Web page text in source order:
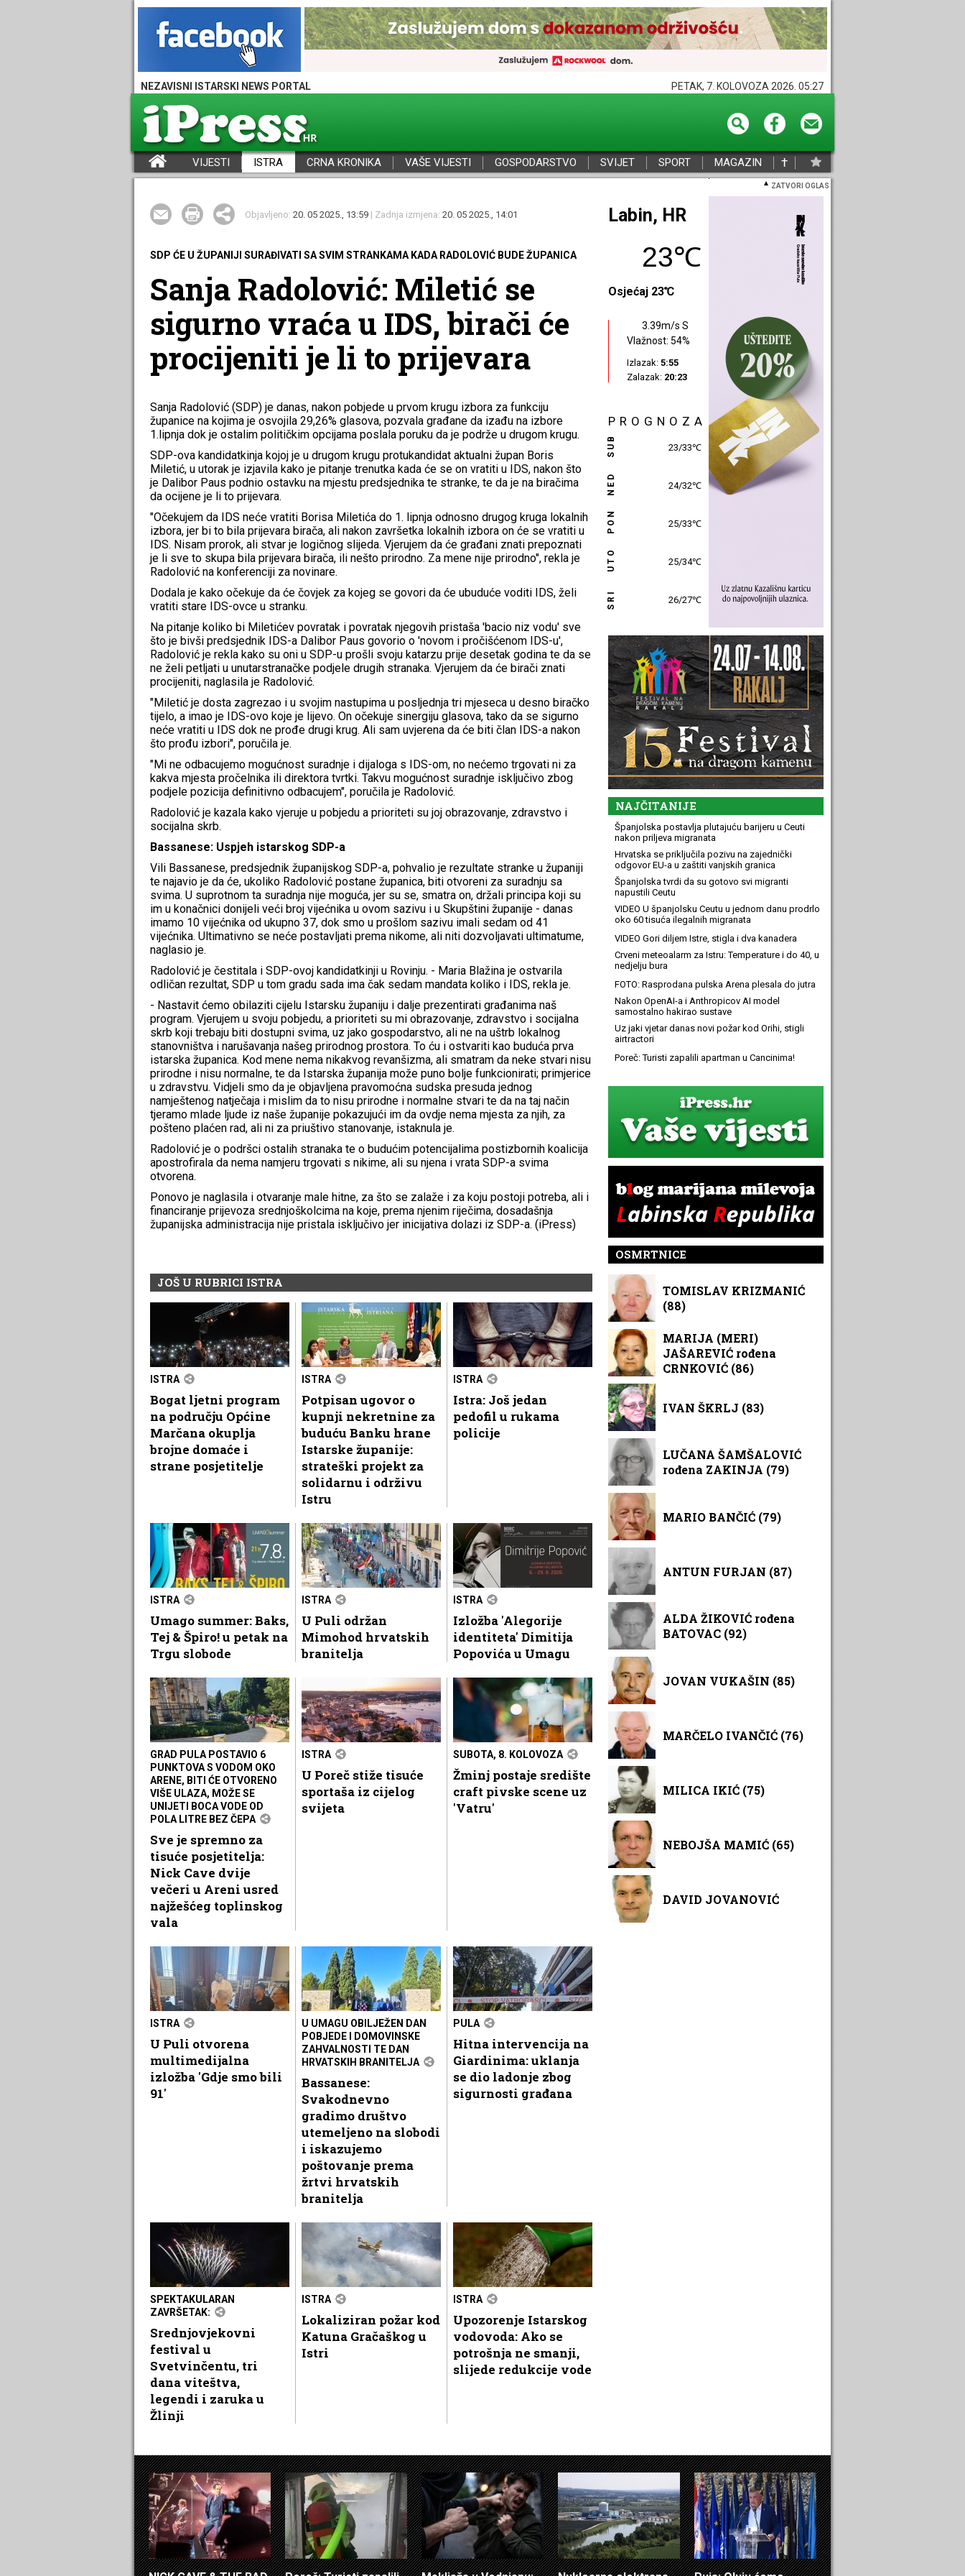
NEZAVISNI ISTARSKI NEWS PORTAL PETAK, 7. KOLOVOZA 2026. 05:27
VIJESTI ISTRA CRNA KRONIKA VAŠE VIJESTI GOSPODARSTVO SVIJET SPORT MAGAZIN †
ZATVORI OGLAS
Objavljeno: 20. 05 2025., 13:59 | Zadnja izmjena: 20. 05 2025., 14:01
SDP ĆE U ŽUPANIJI SURAĐIVATI SA SVIM STRANKAMA KADA RADOLOVIĆ BUDE ŽUPANICA
Sanja Radolović: Miletić se
sigurno vraća u IDS, birači će
procijeniti je li to prijevara
Sanja Radolović (SDP) je danas, nakon pobjede u prvom krugu izbora za funkciju
županice na kojima je osvojila 29,26% glasova, pozvala građane da izađu na izbore
1.lipnja dok je ostalim političkim opcijama poslala poruku da je podrže u drugom krugu.
SDP-ova kandidatkinja kojoj je u drugom krugu protukandidat aktualni župan Boris
Miletić, u utorak je izjavila kako je pitanje trenutka kada će se on vratiti u IDS, nakon što
je Dalibor Paus podnio ostavku na mjestu predsjednika te stranke, te da je na biračima
da ocijene je li to prijevara.
"Očekujem da IDS neće vratiti Borisa Miletića do 1. lipnja odnosno drugog kruga lokalnih
izbora, jer bi to bila prijevara birača, ali nakon završetka lokalnih izbora on će se vratiti u
IDS. Nisam prorok, ali stvar je logičnog slijeda. Vjerujem da će građani znati prepoznati
je li sve to skupa bila prijevara birača, ili nešto prirodno. Za mene nije prirodno", rekla je
Radolović na konferenciji za novinare.
Dodala je kako očekuje da će čovjek za kojeg se govori da će ubuduće voditi IDS, želi
vratiti stare IDS-ovce u stranku.
Na pitanje koliko bi Miletićev povratak i povratak njegovih pristaša 'bacio niz vodu' sve
što je bivši predsjednik IDS-a Dalibor Paus govorio o 'novom i pročišćenom IDS-u',
Radolović je rekla kako su oni u SDP-u prošli svoju katarzu prije desetak godina te da se
ne želi petljati u unutarstranačke podjele drugih stranaka. Vjerujem da će birači znati
procijeniti, naglasila je Radolović.
"Miletić je dosta zagrezao i u svojim nastupima u posljednja tri mjeseca u desno biračko
tijelo, a imao je IDS-ovo koje je lijevo. On očekuje sinergiju glasova, tako da se sigurno
neće vratiti u IDS dok ne prođe drugi krug. Ali sam uvjerena da će biti član IDS-a nakon
što prođu izbori", poručila je.
"Mi ne odbacujemo mogućnost suradnje i dijaloga s IDS-om, no nećemo trgovati ni za
kakva mjesta pročelnika ili direktora tvrtki. Takvu mogućnost suradnje isključivo zbog
podjele pozicija definitivno odbacujem", poručila je Radolović.
Radolović je kazala kako vjeruje u pobjedu a prioriteti su joj obrazovanje, zdravstvo i
socijalna skrb.
Bassanese: Uspjeh istarskog SDP-a
Vili Bassanese, predsjednik županijskog SDP-a, pohvalio je rezultate stranke u županiji
te najavio je da će, ukoliko Radolović postane županica, biti otvoreni za suradnju sa
svima. U suprotnom ta suradnja nije moguća, jer su se, smatra on, držali principa koji su
im u konačnici donijeli veći broj vijećnika u ovom sazivu i u Skupštini županije - danas
imamo 10 vijećnika od ukupno 37, dok smo u prošlom sazivu imali sedam od 41
vijećnika. Ultimativno se neće postavljati prema nikome, ali niti dozvoljavati ultimatume,
naglasio je.
Radolović je čestitala i SDP-ovoj kandidatkinji u Rovinju. - Maria Blažina je ostvarila
odličan rezultat, SDP u tom gradu sada ima čak sedam mandata koliko i IDS, rekla je.
- Nastavit ćemo obilaziti cijelu Istarsku županiju i dalje prezentirati građanima naš
program. Vjerujem u svoju pobjedu, a prioriteti su mi obrazovanje, zdravstvo i socijalna
skrb koji trebaju biti dostupni svima, uz jako gospodarstvo, ali ne na uštrb lokalnog
stanovništva i narušavanja našeg prirodnog prostora. To ću i ostvariti kao buduća prva
istarska županica. Kod mene nema nikakvog revanšizma, ali smatram da neke stvari nisu
prirodne i nisu normalne, te da Istarska županija može puno bolje funkcionirati; primjerice
u zdravstvu. Vidjeli smo da je objavljena pravomoćna sudska presuda jednog
namještenog natječaja i mislim da to nisu prirodne i normalne stvari te da na taj način
tjeramo mlade ljude iz naše županije pokazujući im da ovdje nema mjesta za njih, za
pošteno plaćen rad, ali ni za priuštivo stanovanje, istaknula je.
Radolović je o podršci ostalih stranaka te o budućim potencijalima postizbornih koalicija
apostrofirala da nema namjeru trgovati s nikime, ali su njena i vrata SDP-a svima
otvorena.
Ponovo je naglasila i otvaranje male hitne, za što se zalaže i za koju postoji potreba, ali i
financiranje prijevoza srednjoškolcima na koje, prema njenim riječima, dosadašnja
županijska administracija nije pristala isključivo jer inicijativa dolazi iz SDP-a. (iPress)
JOŠ U RUBRICI ISTRA
ISTRA
Bogat ljetni program
na području Općine
Marčana okuplja
brojne domaće i
strane posjetitelje
ISTRA
Potpisan ugovor o
kupnji nekretnine za
buduću Banku hrane
Istarske županije:
strateški projekt za
solidarnu i održivu
Istru
ISTRA
Istra: Još jedan
pedofil u rukama
policije
ISTRA
Umago summer: Baks,
Tej & Špiro! u petak na
Trgu slobode
ISTRA
U Puli održan
Mimohod hrvatskih
branitelja
ISTRA
Izložba 'Alegorije
identiteta' Dimitija
Popovića u Umagu
GRAD PULA POSTAVIO 6
PUNKTOVA S VODOM OKO
ARENE, BITI ĆE OTVORENO
VIŠE ULAZA, MOŽE SE
UNIJETI BOCA VODE OD
POLA LITRE BEZ ČEPA
Sve je spremno za
tisuće posjetitelja:
Nick Cave dvije
večeri u Areni usred
najžešćeg toplinskog
vala
ISTRA
U Poreč stiže tisuće
sportaša iz cijelog
svijeta
SUBOTA, 8. KOLOVOZA
Žminj postaje središte
craft pivske scene uz
'Vatru'
ISTRA
U Puli otvorena
multimedijalna
izložba 'Gdje smo bili
91'
U UMAGU OBILJEŽEN DAN
POBJEDE I DOMOVINSKE
ZAHVALNOSTI TE DAN
HRVATSKIH BRANITELJA
Bassanese:
Svakodnevno
gradimo društvo
utemeljeno na slobodi
i iskazujemo
poštovanje prema
žrtvi hrvatskih
branitelja
PULA
Hitna intervencija na
Giardinima: uklanja
se dio ladonje zbog
sigurnosti građana
SPEKTAKULARAN
ZAVRŠETAK:
Srednjovjekovni
festival u
Svetvinčentu, tri
dana viteštva,
legendi i zaruka u
Žlinji
ISTRA
Lokaliziran požar kod
Katuna Gračaškog u
Istri
ISTRA
Upozorenje Istarskog
vodovoda: Ako se
potrošnja ne smanji,
slijede redukcije vode
Poreč, HR
29℃
Osjećaj 28℃
2.85m/s SI
Vlažnost: 39%
Izlazak: 5:57
Zalazak: 20:25
PROGNOZA
SUB 25/31℃
NED 26/31℃
PON 26/31℃
UTO 26/32℃
SRI 27/28℃
NAJČITANIJE
Španjolska postavlja plutajuću barijeru u Ceuti
nakon priljeva migranata
Hrvatska se priključila pozivu na zajednički
odgovor EU-a u zaštiti vanjskih granica
Španjolska tvrdi da su gotovo svi migranti
napustili Ceutu
VIDEO U španjolsku Ceutu u jednom danu prodrlo
oko 60 tisuća ilegalnih migranata
VIDEO Gori diljem Istre, stigla i dva kanadera
Crveni meteoalarm za Istru: Temperature i do 40, u
nedjelju bura
FOTO: Rasprodana pulska Arena plesala do jutra
Nakon OpenAI-a i Anthropicov AI model
samostalno hakirao sustave
Uz jaki vjetar danas novi požar kod Orihi, stigli
airtractori
Poreč: Turisti zapalili apartman u Cancinima!
OSMRTNICE
TOMISLAV KRIZMANIĆ
(88)
MARIJA (MERI)
JAŠAREVIĆ rođena
CRNKOVIĆ (86)
IVAN ŠKRLJ (83)
LUČANA ŠAMŠALOVIĆ
rođena ZAKINJA (79)
MARIO BANČIĆ (79)
ANTUN FURJAN (87)
ALDA ŽIKOVIĆ rođena
BATOVAC (92)
JOVAN VUKAŠIN (85)
MARČELO IVANČIĆ (76)
MILICA IKIĆ (75)
NEBOJŠA MAMIĆ (65)
DAVID JOVANOVIĆ